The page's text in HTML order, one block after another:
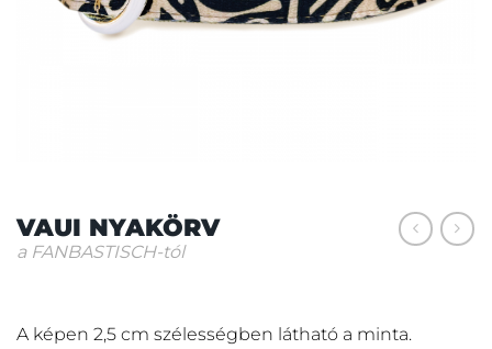
VAUI NYAKÖRV
a FANBASTISCH-tól
A képen 2,5 cm szélességben látható a minta.